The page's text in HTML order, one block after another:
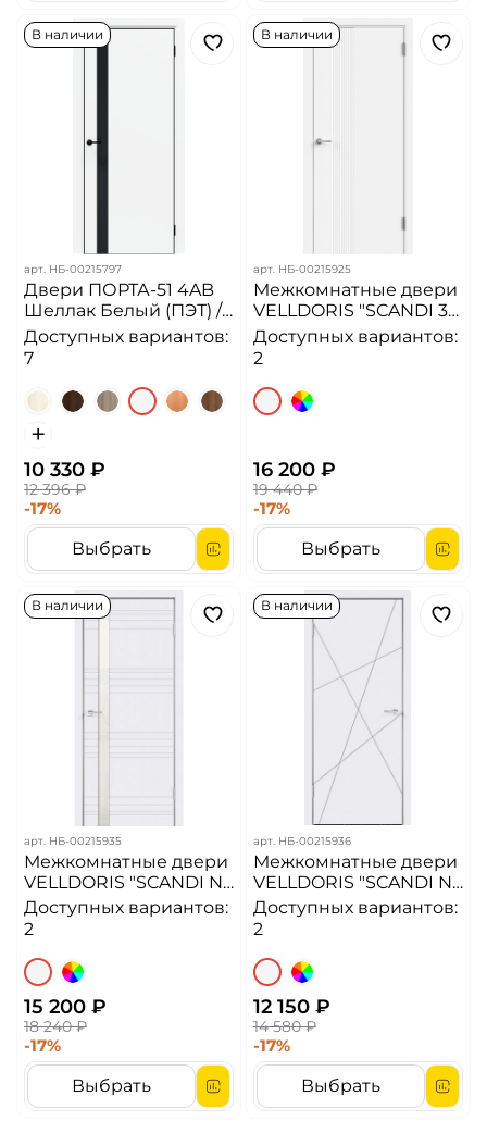
В наличии
арт. НБ-00215797
Двери ПОРТА-51 4AB
Шеллак Белый (ПЭТ) /
алюминиевая кромка
с 4-х сторон //Черное
Доступных вариантов:
7
10 330 ₽
12 396 ₽
-17%
Выбрать
В наличии
арт. НБ-00215925
Межкомнатные двери
VELLDORIS "SCANDI 3D
1" Эмаль Белая (ДГ)
Доступных вариантов:
2
16 200 ₽
19 440 ₽
-17%
Выбрать
В наличии
арт. НБ-00215935
Межкомнатные двери
VELLDORIS "SCANDI N"
Z1 Эмаль Белая с
зарезкой под замок
Доступных вариантов:
2
15 200 ₽
18 240 ₽
-17%
Выбрать
В наличии
арт. НБ-00215936
Межкомнатные двери
VELLDORIS "SCANDI N"
Эмаль Белая с
зарезкой под замок
Доступных вариантов:
2
12 150 ₽
14 580 ₽
-17%
Выбрать